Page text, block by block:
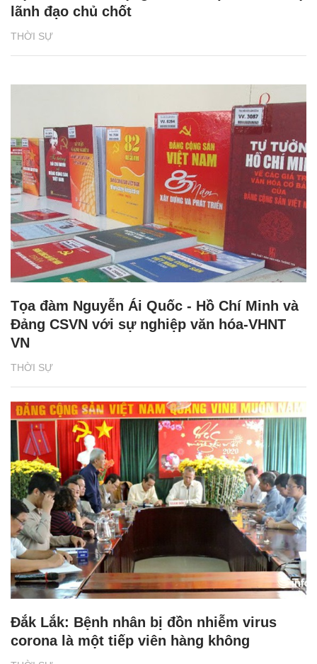
THỜI SỰ
lãnh đạo chủ chốt
THỜI SỰ
Tọa đàm Nguyễn Ái Quốc - Hồ Chí Minh và
Đảng CSVN với sự nghiệp văn hóa-VHNT
VN
Đắk Lắk: Bệnh nhân bị đồn nhiễm virus
corona là một tiếp viên hàng không